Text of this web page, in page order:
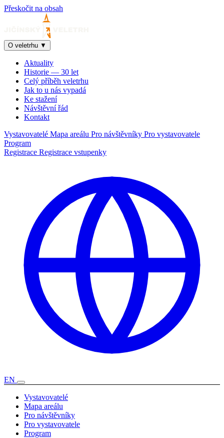
Přeskočit na obsah
O veletrhu ▼
Aktuality
Historie — 30 let
Celý příběh veletrhu
Jak to u nás vypadá
Ke stažení
Návštěvní řád
Kontakt
Vystavovatelé Mapa areálu Pro návštěvníky Pro vystavovatele
Program
Registrace Registrace vstupenky
EN
Vystavovatelé
Mapa areálu
Pro návštěvníky
Pro vystavovatele
Program